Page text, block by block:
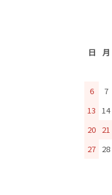
日 月
6
7
13 14
20 21
27 28